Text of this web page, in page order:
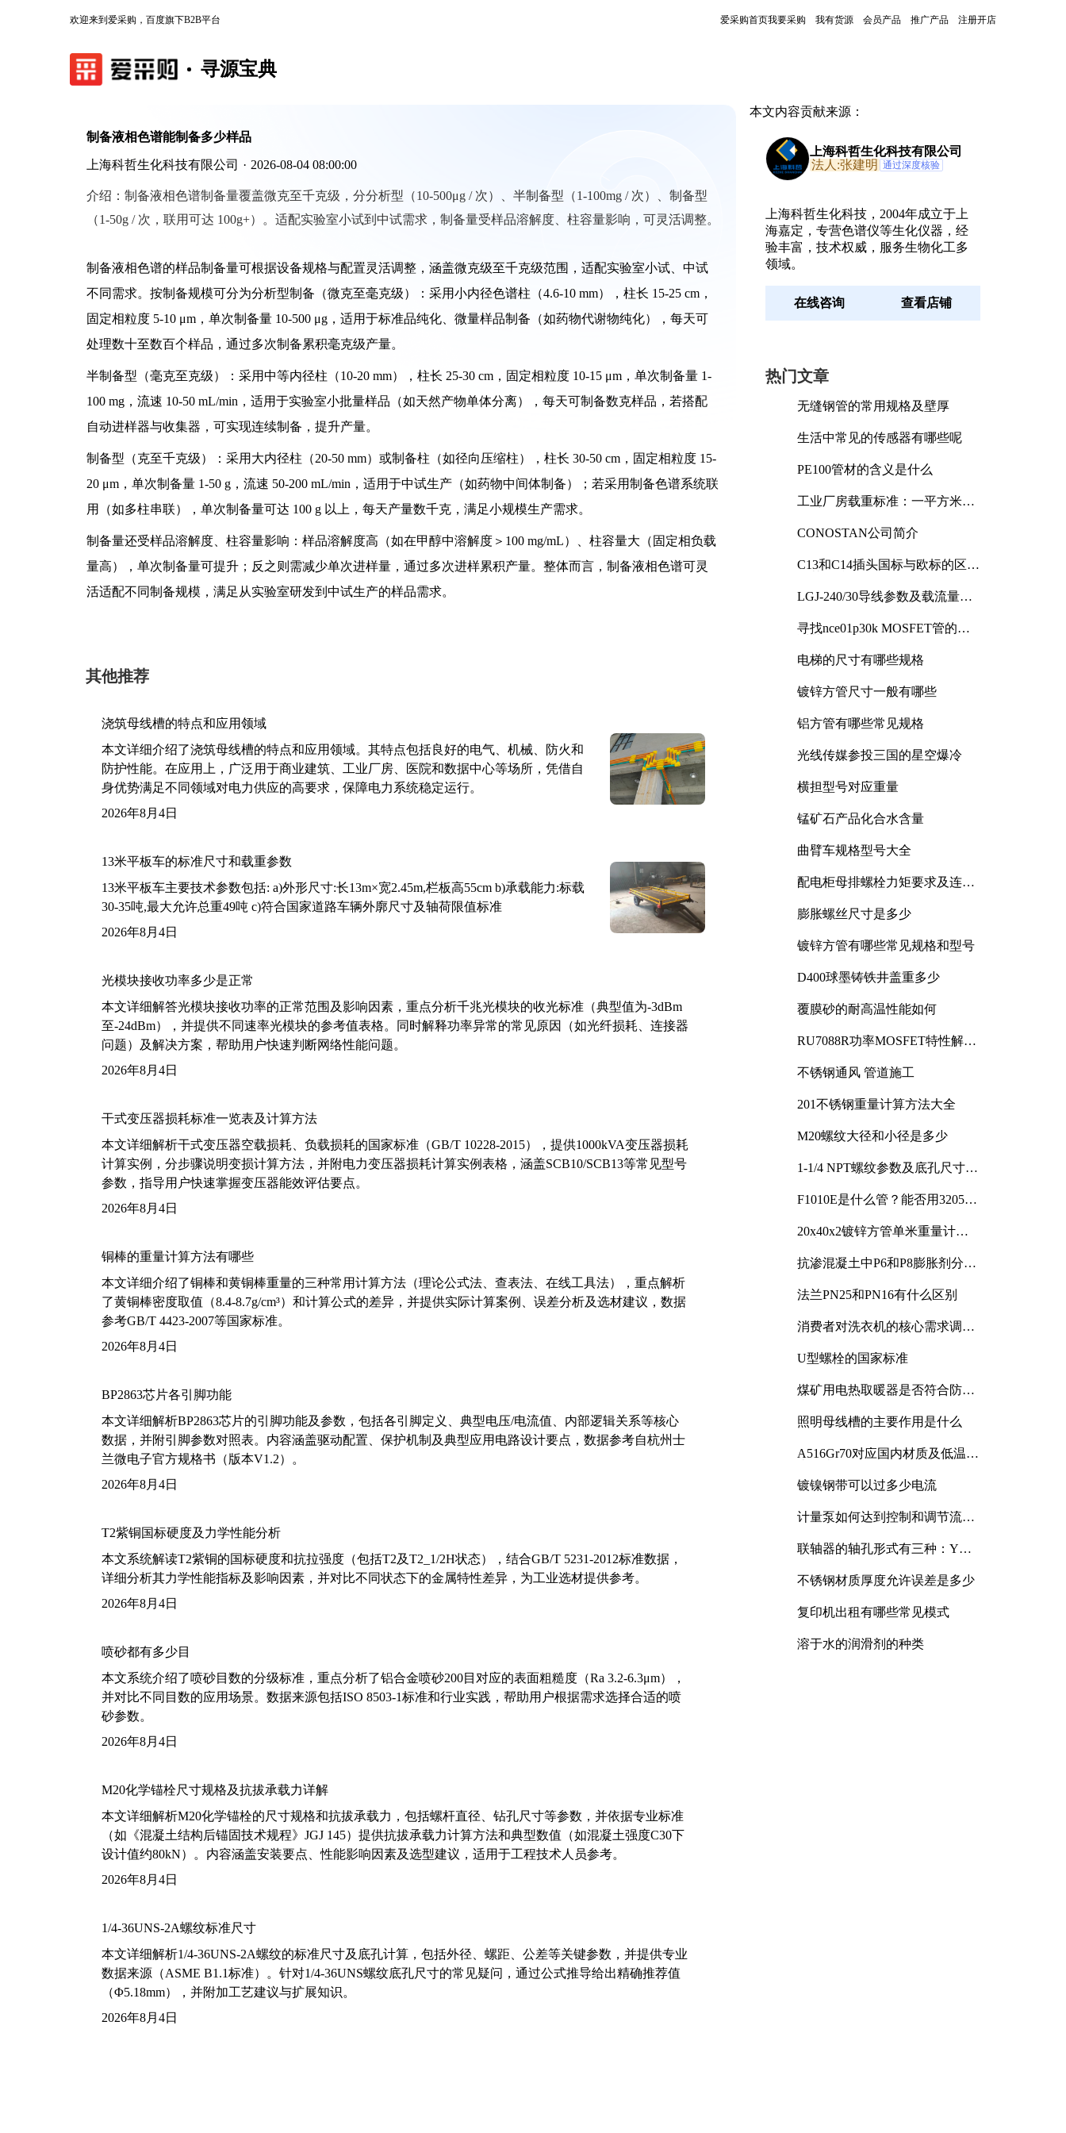
欢迎来到爱采购，百度旗下B2B平台 爱采购首页我要采购 我有货源 会员产品 推广产品 注册开店
寻源宝典
制备液相色谱能制备多少样品
上海科哲生化科技有限公司 · 2026-08-04 08:00:00
介绍： 制备液相色谱制备量覆盖微克至千克级，分分析型（10-500μg / 次）、半制备型（1-100mg / 次）、制备型
（1-50g / 次，联用可达 100g+）。适配实验室小试到中试需求，制备量受样品溶解度、柱容量影响，可灵活调整。
制备液相色谱的样品制备量可根据设备规格与配置灵活调整，涵盖微克级至千克级范围，适配实验室小试、中试
不同需求。按制备规模可分为分析型制备（微克至毫克级）：采用小内径色谱柱（4.6-10 mm），柱长 15-25 cm，
固定相粒度 5-10 μm，单次制备量 10-500 μg，适用于标准品纯化、微量样品制备（如药物代谢物纯化），每天可
处理数十至数百个样品，通过多次制备累积毫克级产量。​
半制备型（毫克至克级）：采用中等内径柱（10-20 mm），柱长 25-30 cm，固定相粒度 10-15 μm，单次制备量 1-
100 mg，流速 10-50 mL/min，适用于实验室小批量样品（如天然产物单体分离），每天可制备数克样品，若搭配
自动进样器与收集器，可实现连续制备，提升产量。​
制备型（克至千克级）：采用大内径柱（20-50 mm）或制备柱（如径向压缩柱），柱长 30-50 cm，固定相粒度 15-
20 μm，单次制备量 1-50 g，流速 50-200 mL/min，适用于中试生产（如药物中间体制备）；若采用制备色谱系统联
用（如多柱串联），单次制备量可达 100 g 以上，每天产量数千克，满足小规模生产需求。​
制备量还受样品溶解度、柱容量影响：样品溶解度高（如在甲醇中溶解度＞100 mg/mL）、柱容量大（固定相负载
量高），单次制备量可提升；反之则需减少单次进样量，通过多次进样累积产量。整体而言，制备液相色谱可灵
活适配不同制备规模，满足从实验室研发到中试生产的样品需求。
其他推荐
浇筑母线槽的特点和应用领域
本文详细介绍了浇筑母线槽的特点和应用领域。其特点包括良好的电气、机械、防火和
防护性能。在应用上，广泛用于商业建筑、工业厂房、医院和数据中心等场所，凭借自
身优势满足不同领域对电力供应的高要求，保障电力系统稳定运行。
2026年8月4日
13米平板车的标准尺寸和载重参数
13米平板车主要技术参数包括: a)外形尺寸:长13m×宽2.45m,栏板高55cm b)承载能力:标载
30-35吨,最大允许总重49吨 c)符合国家道路车辆外廓尺寸及轴荷限值标准
2026年8月4日
光模块接收功率多少是正常
本文详细解答光模块接收功率的正常范围及影响因素，重点分析千兆光模块的收光标准（典型值为-3dBm
至-24dBm），并提供不同速率光模块的参考值表格。同时解释功率异常的常见原因（如光纤损耗、连接器
问题）及解决方案，帮助用户快速判断网络性能问题。
2026年8月4日
干式变压器损耗标准一览表及计算方法
本文详细解析干式变压器空载损耗、负载损耗的国家标准（GB/T 10228-2015），提供1000kVA变压器损耗
计算实例，分步骤说明变损计算方法，并附电力变压器损耗计算实例表格，涵盖SCB10/SCB13等常见型号
参数，指导用户快速掌握变压器能效评估要点。
2026年8月4日
铜棒的重量计算方法有哪些
本文详细介绍了铜棒和黄铜棒重量的三种常用计算方法（理论公式法、查表法、在线工具法），重点解析
了黄铜棒密度取值（8.4-8.7g/cm³）和计算公式的差异，并提供实际计算案例、误差分析及选材建议，数据
参考GB/T 4423-2007等国家标准。
2026年8月4日
BP2863芯片各引脚功能
本文详细解析BP2863芯片的引脚功能及参数，包括各引脚定义、典型电压/电流值、内部逻辑关系等核心
数据，并附引脚参数对照表。内容涵盖驱动配置、保护机制及典型应用电路设计要点，数据参考自杭州士
兰微电子官方规格书（版本V1.2）。
2026年8月4日
T2紫铜国标硬度及力学性能分析
本文系统解读T2紫铜的国标硬度和抗拉强度（包括T2及T2_1/2H状态），结合GB/T 5231-2012标准数据，
详细分析其力学性能指标及影响因素，并对比不同状态下的金属特性差异，为工业选材提供参考。
2026年8月4日
喷砂都有多少目
本文系统介绍了喷砂目数的分级标准，重点分析了铝合金喷砂200目对应的表面粗糙度（Ra 3.2-6.3μm），
并对比不同目数的应用场景。数据来源包括ISO 8503-1标准和行业实践，帮助用户根据需求选择合适的喷
砂参数。
2026年8月4日
M20化学锚栓尺寸规格及抗拔承载力详解
本文详细解析M20化学锚栓的尺寸规格和抗拔承载力，包括螺杆直径、钻孔尺寸等参数，并依据专业标准
（如《混凝土结构后锚固技术规程》JGJ 145）提供抗拔承载力计算方法和典型数值（如混凝土强度C30下
设计值约80kN）。内容涵盖安装要点、性能影响因素及选型建议，适用于工程技术人员参考。
2026年8月4日
1/4-36UNS-2A螺纹标准尺寸
本文详细解析1/4-36UNS-2A螺纹的标准尺寸及底孔计算，包括外径、螺距、公差等关键参数，并提供专业
数据来源（ASME B1.1标准）。针对1/4-36UNS螺纹底孔尺寸的常见疑问，通过公式推导给出精确推荐值
（Φ5.18mm），并附加工艺建议与扩展知识。
2026年8月4日
本文内容贡献来源：
上海科哲生化科技有限公司
法人:张建明 通过深度核验
上海科哲生化科技，2004年成立于上
海嘉定，专营色谱仪等生化仪器，经
验丰富，技术权威，服务生物化工多
领域。
在线咨询 查看店铺
热门文章
无缝钢管的常用规格及壁厚
生活中常见的传感器有哪些呢
PE100管材的含义是什么
工业厂房载重标准：一平方米能
CONOSTAN公司简介
C13和C14插头国标与欧标的区别
LGJ-240/30导线参数及载流量解
寻找nce01p30k MOSFET管的合
电梯的尺寸有哪些规格
镀锌方管尺寸一般有哪些
铝方管有哪些常见规格
光线传媒参投三国的星空爆冷
横担型号对应重量
锰矿石产品化合水含量
曲臂车规格型号大全
配电柜母排螺栓力矩要求及连接
膨胀螺丝尺寸是多少
镀锌方管有哪些常见规格和型号
D400球墨铸铁井盖重多少
覆膜砂的耐高温性能如何
RU7088R功率MOSFET特性解析
不锈钢通风 管道施工
201不锈钢重量计算方法大全
M20螺纹大径和小径是多少
1-1/4 NPT螺纹参数及底孔尺寸详
F1010E是什么管？能否用3205或
20x40x2镀锌方管单米重量计算
抗渗混凝土中P6和P8膨胀剂分别
法兰PN25和PN16有什么区别
消费者对洗衣机的核心需求调研
U型螺栓的国家标准
煤矿用电热取暖器是否符合防爆
照明母线槽的主要作用是什么
A516Gr70对应国内材质及低温冲
镀镍钢带可以过多少电流
计量泵如何达到控制和调节流量
联轴器的轴孔形式有三种：Y
不锈钢材质厚度允许误差是多少
复印机出租有哪些常见模式
溶于水的润滑剂的种类